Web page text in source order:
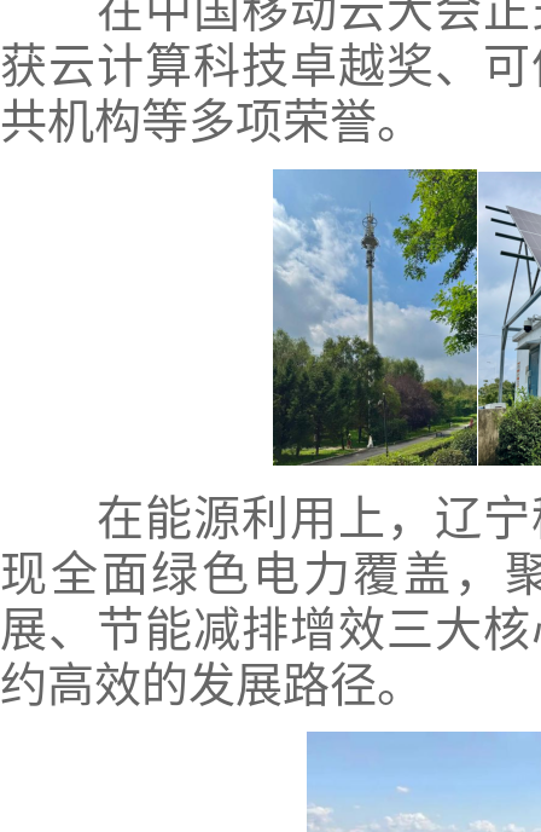
获云计算科技卓越奖、
共机构等多项荣誉。
在能源利用上，辽宁
现全面绿色电力覆盖，
展、节能减排增效三大
约高效的发展路径。